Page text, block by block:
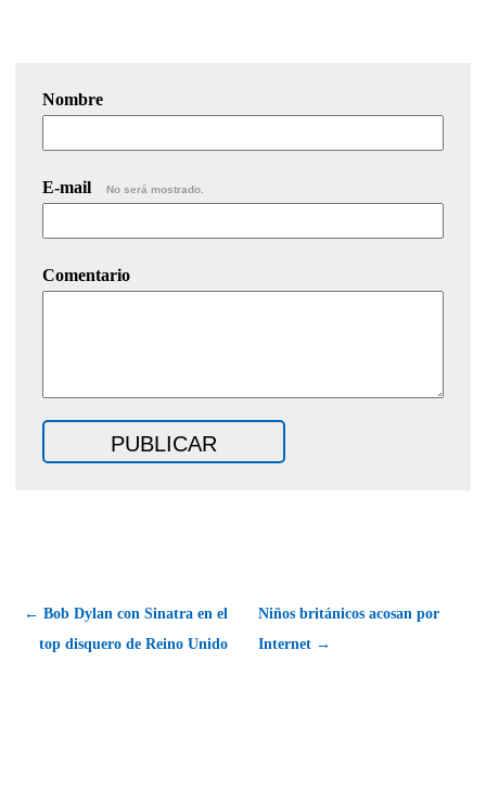
Nombre
E-mail No será mostrado.
Comentario
← Bob Dylan con Sinatra en el
top disquero de Reino Unido
Niños británicos acosan por
Internet →